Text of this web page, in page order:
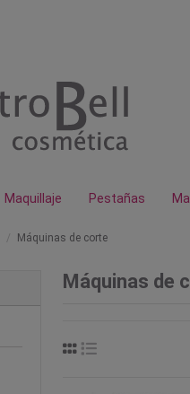
Maquillaje Pestañas
Máquinas de corte
Máquinas de